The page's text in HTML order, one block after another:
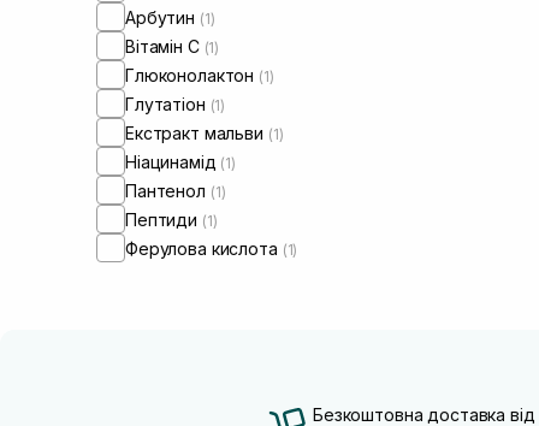
Арбутин (1)
Вітамін C (1)
Глюконолактон (1)
Глутатіон (1)
Екстракт мальви (1)
Ніацинамід (1)
Пантенол (1)
Пептиди (1)
Ферулова кислота (1)
Безкоштовна доставка